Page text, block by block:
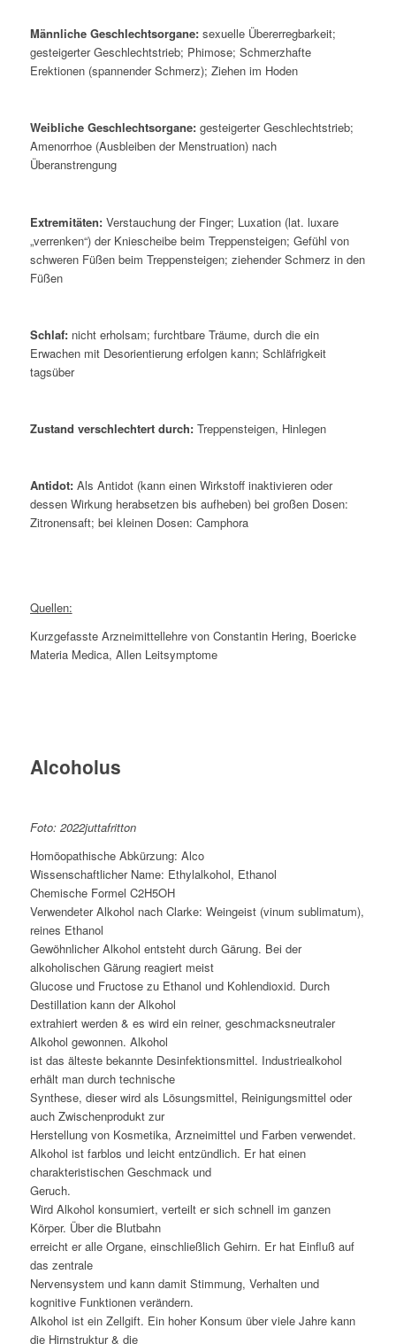
Männliche Geschlechtsorgane:sexuelle Übererregbarkeit;
gesteigerter Geschlechtstrieb; Phimose; Schmerzhafte
Erektionen (spannender Schmerz); Ziehen im Hoden
Weibliche Geschlechtsorgane:gesteigerter Geschlechtstrieb;
Amenorrhoe (Ausbleiben der Menstruation) nach
Überanstrengung
Extremitäten:Verstauchung der Finger; Luxation (lat. luxare
„verrenken“) der Kniescheibe beim Treppensteigen; Gefühl von
schweren Füßen beim Treppensteigen; ziehender Schmerz in den
Füßen
Schlaf:nicht erholsam; furchtbare Träume, durch die ein
Erwachen mit Desorientierung erfolgen kann; Schläfrigkeit
tagsüber
Zustand verschlechtert durch: Treppensteigen, Hinlegen
Antidot:Als Antidot (kann einen Wirkstoff inaktivieren oder
dessen Wirkung herabsetzen bis aufheben) bei großen Dosen:
Zitronensaft; bei kleinen Dosen: Camphora
Quellen:
Kurzgefasste Arzneimittellehre von Constantin Hering, Boericke
Materia Medica, Allen Leitsymptome
Alcoholus
Foto: 2022juttafritton
Homöopathische Abkürzung: Alco
Wissenschaftlicher Name: Ethylalkohol, Ethanol
Chemische Formel C2H5OH
Verwendeter Alkohol nach Clarke: Weingeist (vinum sublimatum),
reines Ethanol
Gewöhnlicher Alkohol entsteht durch Gärung. Bei der
alkoholischen Gärung reagiert meist
Glucose und Fructose zu Ethanol und Kohlendioxid. Durch
Destillation kann der Alkohol
extrahiert werden & es wird ein reiner, geschmacksneutraler
Alkohol gewonnen. Alkohol
ist das älteste bekannte Desinfektionsmittel. Industriealkohol
erhält man durch technische
Synthese, dieser wird als Lösungsmittel, Reinigungsmittel oder
auch Zwischenprodukt zur
Herstellung von Kosmetika, Arzneimittel und Farben verwendet.
Alkohol ist farblos und leicht entzündlich. Er hat einen
charakteristischen Geschmack und
Geruch.
Wird Alkohol konsumiert, verteilt er sich schnell im ganzen
Körper. Über die Blutbahn
erreicht er alle Organe, einschließlich Gehirn. Er hat Einfluß auf
das zentrale
Nervensystem und kann damit Stimmung, Verhalten und
kognitive Funktionen verändern.
Alkohol ist ein Zellgift. Ein hoher Konsum über viele Jahre kann
die Hirnstruktur & die